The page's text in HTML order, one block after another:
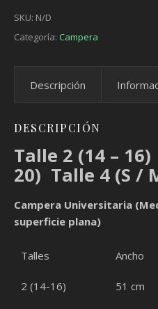
SKU: N/D
Categoría: Campera
Descripción
DESCRIPCIÓN
Talle 2 (14 –
20) Talle 4 (S /
Campera Universitaria
superficie plana)
Talles Ancho
2 (14-16) 51 cm